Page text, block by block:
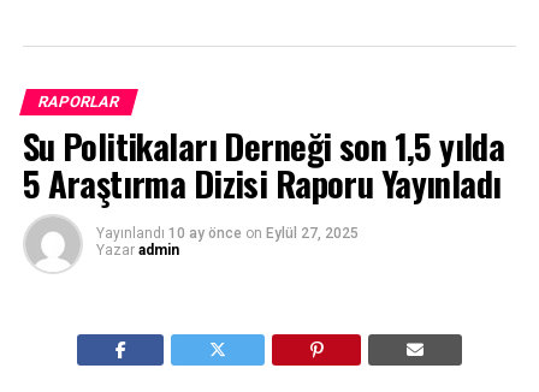
RAPORLAR
Su Politikaları Derneği son 1,5 yılda
5 Araştırma Dizisi Raporu Yayınladı
Yayınlandı 10 ay önce on Eylül 27, 2025
Yazar admin